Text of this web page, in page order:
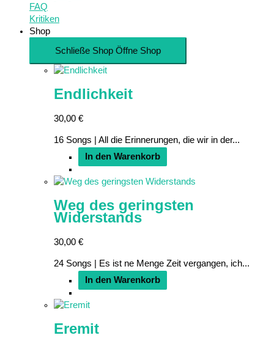
FAQ
Kritiken
Shop
Schließe Shop Öffne Shop
Endlichkeit
30,00 €
16 Songs | All die Erinnerungen, die wir in der...
In den Warenkorb
Weg des geringsten
Widerstands
30,00 €
24 Songs | Es ist ne Menge Zeit vergangen, ich...
In den Warenkorb
Eremit